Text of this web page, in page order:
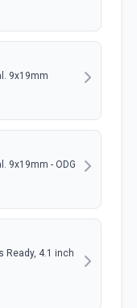
9x19mm
9x19mm - ODG
Ready, 4.1 inch